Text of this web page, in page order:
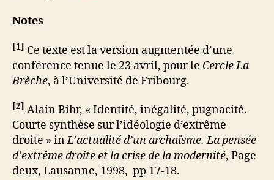
Notes
[1] Ce texte est la version augmentée d’une
conférence tenue le 23 avril, pour le Cercle La
Brèche, à l’Université de Fribourg.
[2] Alain Bihr, « Identité, inégalité, pugnacité.
Courte synthèse sur l’idéologie d’extrême
droite » inL’actualitéd’un archaïsme. La pensée
d’extrême droite et la crise de la modernité, Page
deux, Lausanne, 1998, pp 17-18.